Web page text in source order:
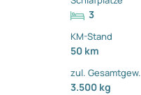
3
KM-Stand
50 km
zul. Gesamtgew.
3.500 kg